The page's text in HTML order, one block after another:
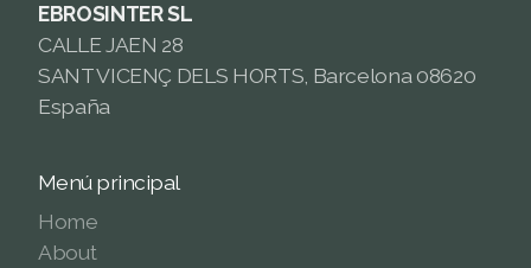
EBROSINTER SL
CALLE JAEN 28
SANT VICENÇ DELS HORTS, Barcelona 08620
España
Menú principal
Home
About